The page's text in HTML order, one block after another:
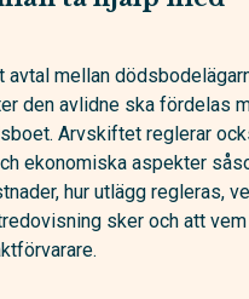
avtal mellan
den avlidne ska fördelas
Arvskiftet reglerar
ekonomiska aspekter
hur utlägg regleras,
sker och att